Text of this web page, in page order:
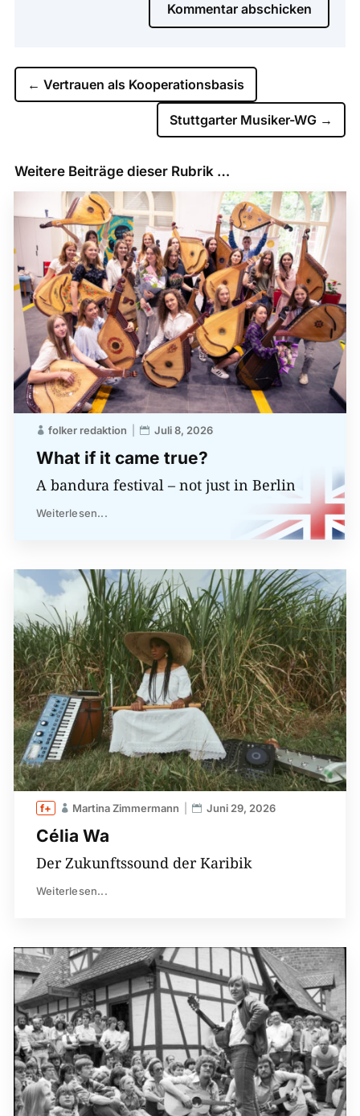
Kommentar abschicken
← Vertrauen als Kooperations­basis
Stuttgarter Musiker-WG →
Weitere Beiträge dieser Rubrik …
What if it came true?
folker redaktion Juli 8, 2026
A bandura festival – not just in Berlin
Weiterlesen...
Célia Wa
Martina Zimmermann Juni 29, 2026
Der Zukunftssound der Karibik
Weiterlesen...